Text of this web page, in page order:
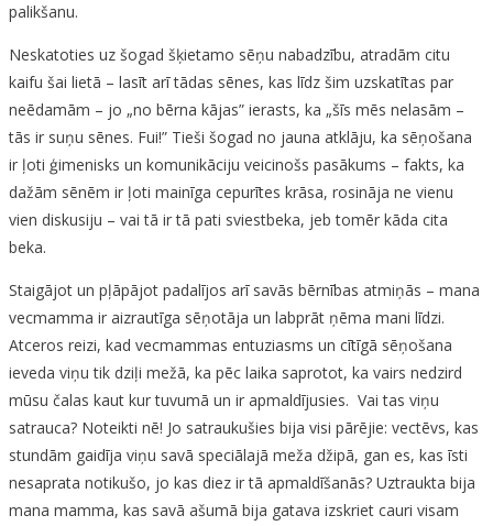
palikšanu.
Neskatoties uz šogad šķietamo sēņu nabadzību, atradām citu
kaifu šai lietā – lasīt arī tādas sēnes, kas līdz šim uzskatītas par
neēdamām – jo „no bērna kājas” ierasts, ka „šīs mēs nelasām –
tās ir suņu sēnes. Fui!” Tieši šogad no jauna atklāju, ka sēņošana
ir ļoti ģimenisks un komunikāciju veicinošs pasākums – fakts, ka
dažām sēnēm ir ļoti mainīga cepurītes krāsa, rosināja ne vienu
vien diskusiju – vai tā ir tā pati sviestbeka, jeb tomēr kāda cita
beka.
Staigājot un pļāpājot padalījos arī savās bērnības atmiņās – mana
vecmamma ir aizrautīga sēņotāja un labprāt ņēma mani līdzi.
Atceros reizi, kad vecmammas entuziasms un cītīgā sēņošana
ieveda viņu tik dziļi mežā, ka pēc laika saprotot, ka vairs nedzird
mūsu čalas kaut kur tuvumā un ir apmaldījusies. Vai tas viņu
satrauca? Noteikti nē! Jo satraukušies bija visi pārējie: vectēvs, kas
stundām gaidīja viņu savā speciālajā meža džipā, gan es, kas īsti
nesaprata notikušo, jo kas diez ir tā apmaldīšanās? Uztraukta bija
mana mamma, kas savā ašumā bija gatava izskriet cauri visam